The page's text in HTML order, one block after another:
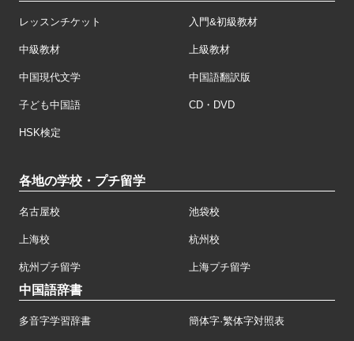
レッスンチケット 入門&初級教材
中級教材 上級教材
中国現代文学 中国語翻訳版
子ども中国語 CD・DVD
HSK検定
各地の学校・プチ留学
名古屋校 池袋校
上海校 杭州校
杭州プチ留学 上海プチ留学
中国語辞書
多音字学習辞書 簡体字·繁体字対照表